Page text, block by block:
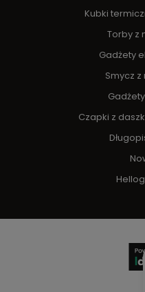
Kubki
Torby z
Gadżety
Smycz
Czapki z